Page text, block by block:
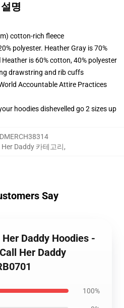
설명
cotton-rich fleece
polyester. Heather Gray is 70%
is 60% cotton, 40% polyester
drawstring and rib cuffs
Accountable Attire Practices
hoodies dishevelled go 2 sizes up
Her Daddy 카테고리,
Say
Daddy Hoodies -
Her Daddy
100%